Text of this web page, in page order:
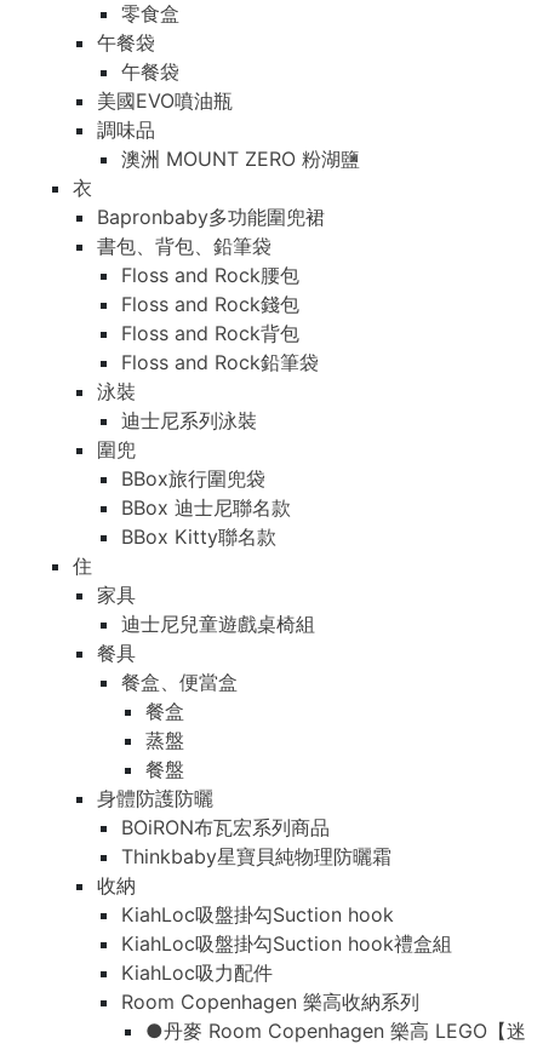
零食盒
午餐袋
午餐袋
美國EVO噴油瓶
調味品
澳洲 MOUNT ZERO 粉湖鹽
衣
Bapronbaby多功能圍兜裙
書包、背包、鉛筆袋
Floss and Rock腰包
Floss and Rock錢包
Floss and Rock背包
Floss and Rock鉛筆袋
泳裝
迪士尼系列泳裝
圍兜
BBox旅行圍兜袋
BBox 迪士尼聯名款
BBox Kitty聯名款
住
家具
迪士尼兒童遊戲桌椅組
餐具
餐盒、便當盒
餐盒
蒸盤
餐盤
身體防護防曬
BOiRON布瓦宏系列商品
Thinkbaby星寶貝純物理防曬霜
收納
KiahLoc吸盤掛勾Suction hook
KiahLoc吸盤掛勾Suction hook禮盒組
KiahLoc吸力配件
Room Copenhagen 樂高收納系列
●丹麥 Room Copenhagen 樂高 LEGO【迷